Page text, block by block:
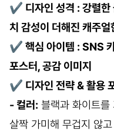
✔ 디자인 성격 : 강렬
치 감성이 더해진 캐주얼
✔ 핵심 아이템 : SNS
포스터, 공감 이미지
✔ 디자인 전략 & 활용
- 컬러: 블랙과 화이트를
살짝 가미해 무겁지 않